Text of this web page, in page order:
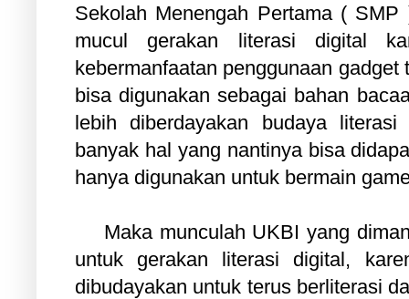
Sekolah Menengah Pertama (
mucul gerakan literasi digital
kebermanfaatan penggunaan
bisa digunakan sebagai bahan
lebih diberdayakan budaya
banyak hal yang nantinya bisa
hanya digunakan untuk bermain
Maka munculah UKBI yang
untuk gerakan literasi digital,
dibudayakan untuk terus berliterasi